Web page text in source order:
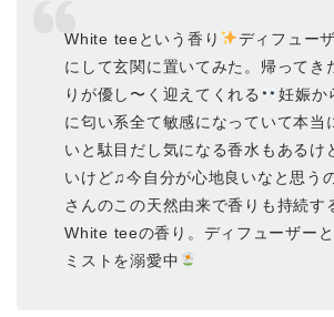
White teeという香り
ディフュー
にして玄関に置いてみた。帰ってき
りが優し〜く迎えてくれる
妊娠か
に匂い系全て敏感になっていて本当
いと駄目だし気になる香水もあるけ
いけど♫今自分が心地良いなと思う
さんのこの天然由来で香りも持続す
White teeの香り。ディフューザー
ミストを溺愛中